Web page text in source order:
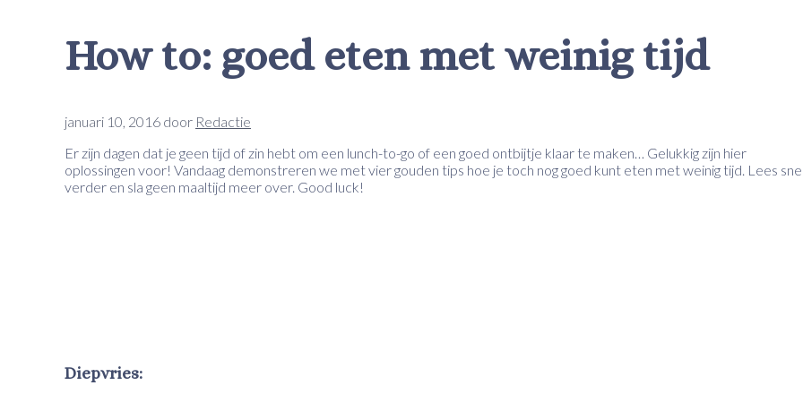
How to: goed eten met weinig tijd
januari 10, 2016 door Redactie
Er zijn dagen dat je geen tijd of zin hebt om een lunch-to-go of een goed ontbijtje klaar te maken… Gelukkig zijn hier
oplossingen voor! Vandaag demonstreren we met vier gouden tips hoe je toch nog goed kunt eten met weinig tijd. Lees
verder en sla geen maaltijd meer over. Good luck!
Diepvries: